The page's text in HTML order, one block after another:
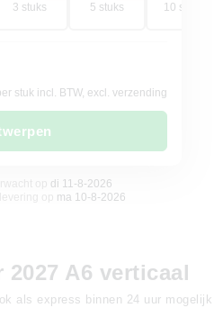
3 stuks
5 stuks
10 stuks
stuk incl. BTW, excl. verzending
di 11-8-2026
op ma 10-8-2026
A6 verticaal
als express binnen 24 uur mogelijk